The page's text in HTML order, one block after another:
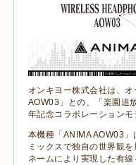
オンキヨー株式会社は、
AOW03 」との、 「楽園追
年記念コラボレーションモ
本機種「 ANIMA AOW03
ミックスで独自の世界観を
ネームにより実現した有